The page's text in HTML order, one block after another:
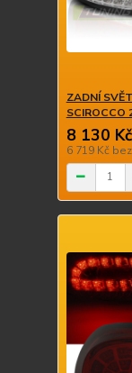
ZADNÍ
SCIROCCO
8 130 Kč
6 719 Kč